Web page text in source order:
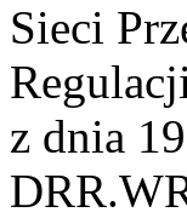
Sieci
z dnia